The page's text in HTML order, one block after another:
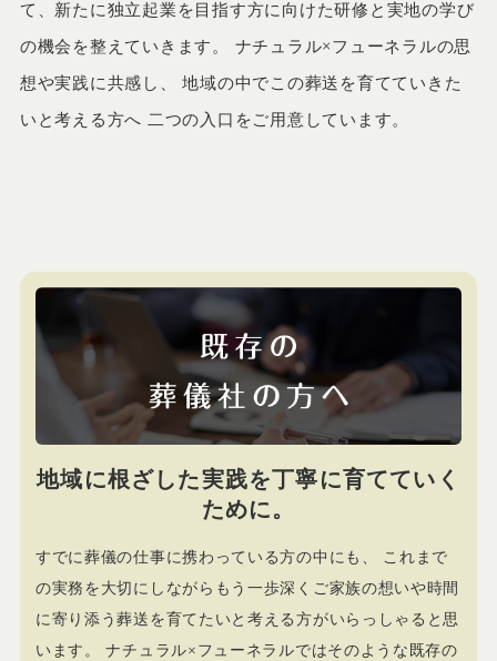
て、新たに独立起業を目指す方に向けた研修と実地の学び
の機会を整えていきます。 ナチュラル×フューネラルの思
想や実践に共感し、 地域の中でこの葬送を育てていきた
いと考える方へ 二つの入口をご用意しています。
地域に根ざした実践を丁寧に育てていく
ために。
すでに葬儀の仕事に携わっている方の中にも、 これまで
の実務を大切にしながらもう一歩深くご家族の想いや時間
に寄り添う葬送を育てたいと考える方がいらっしゃると思
います。 ナチュラル×フューネラルではそのような既存の